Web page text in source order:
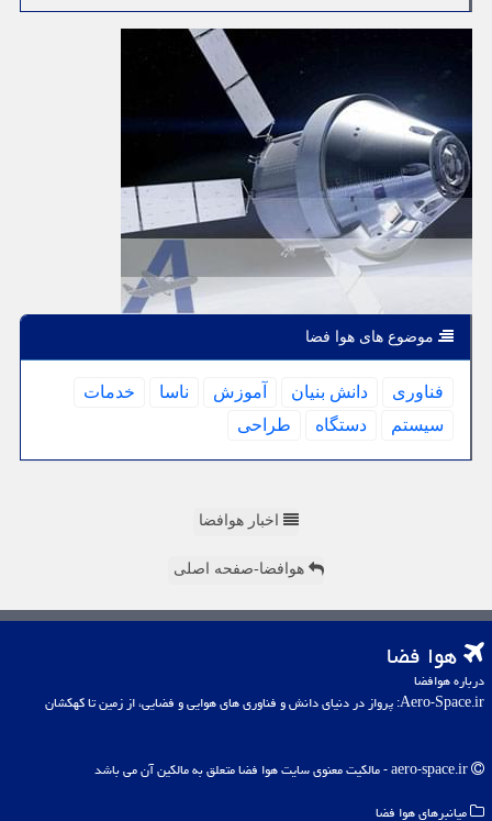
موضوع های هوا فضا
فناوری دانش بنیان آموزش ناسا
خدمات
سیستم
دستگاه طراحی
اخبار هوافضا
هوافضا-صفحه اصلی
هوا فضا
درباره هوافضا
Aero-Space.ir: پرواز در دنیای دانش و فناوری های هوایی و فضایی، از زمین تا کهکشان
میانبرهای هوا فضا